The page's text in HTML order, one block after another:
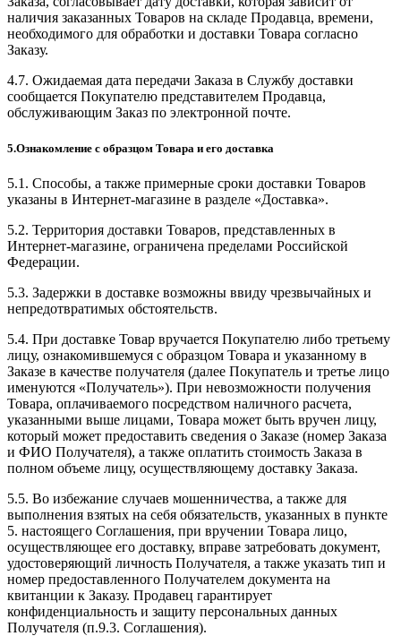
наличия заказанных Товаров на складе Продавца, времени,
необходимого для обработки и доставки Товара согласно
Заказу.
4.7. Ожидаемая дата передачи Заказа в Службу доставки
сообщается Покупателю представителем Продавца,
обслуживающим Заказ по электронной почте.
5.Ознакомление с образцом Товара и его доставка
5.1. Способы, а также примерные сроки доставки Товаров
указаны в Интернет-магазине в разделе «Доставка».
5.2. Территория доставки Товаров, представленных в
Интернет-магазине, ограничена пределами Российской
Федерации.
5.3. Задержки в доставке возможны ввиду чрезвычайных и
непредотвратимых обстоятельств.
5.4. При доставке Товар вручается Покупателю либо третьему
лицу, ознакомившемуся с образцом Товара и указанному в
Заказе в качестве получателя (далее Покупатель и третье лицо
именуются «Получатель»). При невозможности получения
Товара, оплачиваемого посредством наличного расчета,
указанными выше лицами, Товара может быть вручен лицу,
который может предоставить сведения о Заказе (номер Заказа
и ФИО Получателя), а также оплатить стоимость Заказа в
полном объеме лицу, осуществляющему доставку Заказа.
5.5. Во избежание случаев мошенничества, а также для
выполнения взятых на себя обязательств, указанных в пункте
5. настоящего Соглашения, при вручении Товара лицо,
осуществляющее его доставку, вправе затребовать документ,
удостоверяющий личность Получателя, а также указать тип и
номер предоставленного Получателем документа на
квитанции к Заказу. Продавец гарантирует
конфиденциальность и защиту персональных данных
Получателя (п.9.3. Соглашения).